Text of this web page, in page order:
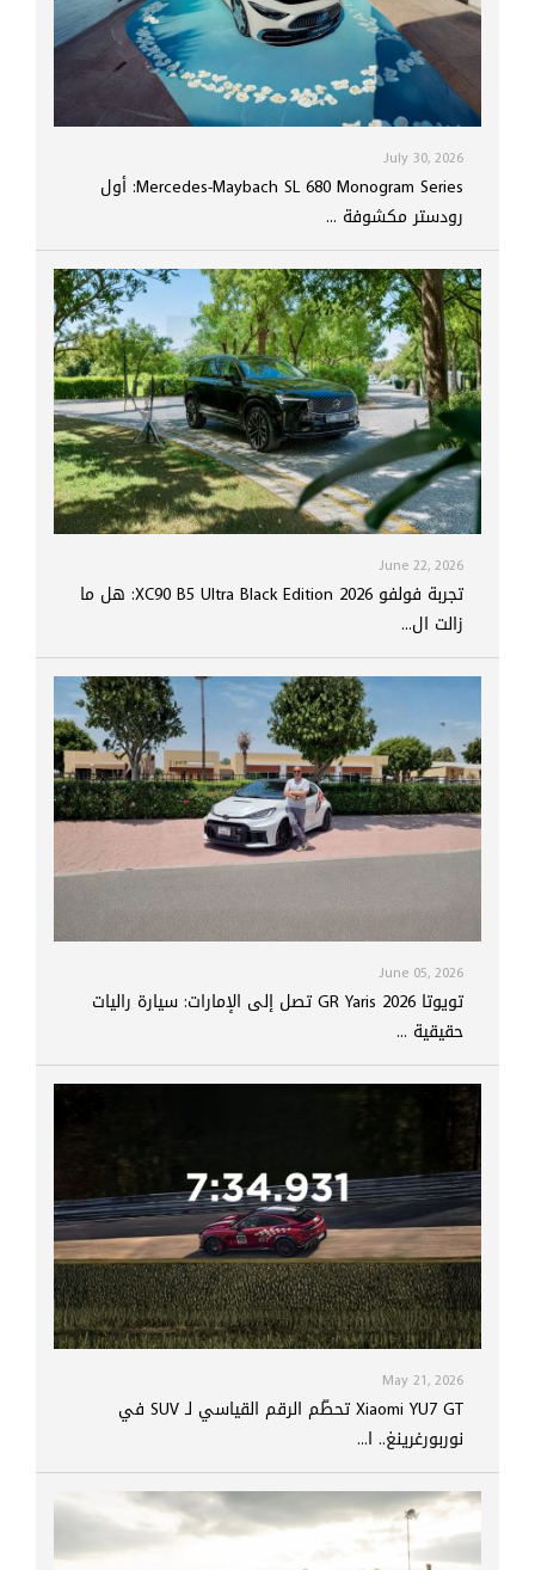
July 30, 2026
Mercedes-Maybach SL 680 Monogram Series: أول
رودستر مكشوفة ...
June 22, 2026
تجربة فولفو XC90 B5 Ultra Black Edition 2026: هل ما
زالت ال...
June 05, 2026
تويوتا GR Yaris 2026 تصل إلى الإمارات: سيارة راليات
حقيقية ...
May 21, 2026
Xiaomi YU7 GT تحطّم الرقم القياسي لـ SUV في
نوربورغرينغ.. ا...